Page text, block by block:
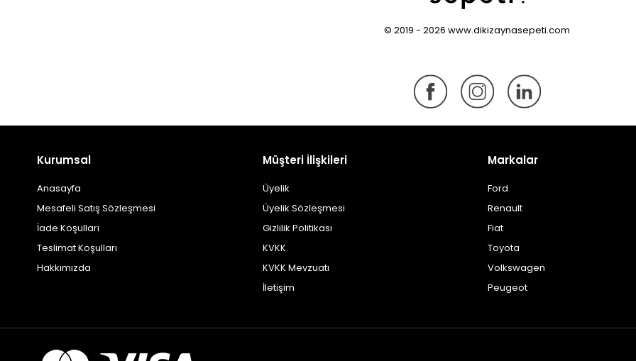
© 2019 - 2026 www.dikizaynasepeti.com
Kurumsal
Anasayfa
Mesafeli Satış Sözleşmesi
İade Koşulları
Teslimat Koşulları
Hakkımızda
Müşteri İlişkileri
Üyelik
Üyelik Sözleşmesi
Gizlilik Politikası
KVKK
KVKK Mevzuatı
İletişim
Markalar
Ford
Renault
Fiat
Toyota
Volkswagen
Peugeot